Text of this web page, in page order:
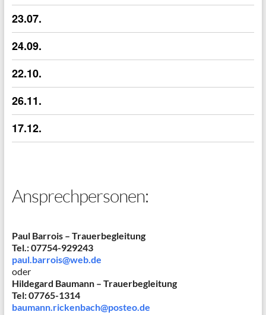
23.07.
24.09.
22.10.
26.11.
17.12.
Ansprechpersonen:
Paul Barrois – Trauerbegleitung
Tel.: 07754-929243
paul.barrois@web.de
oder
Hildegard Baumann – Trauerbegleitung
Tel: 07765-1314
baumann.rickenbach@posteo.de